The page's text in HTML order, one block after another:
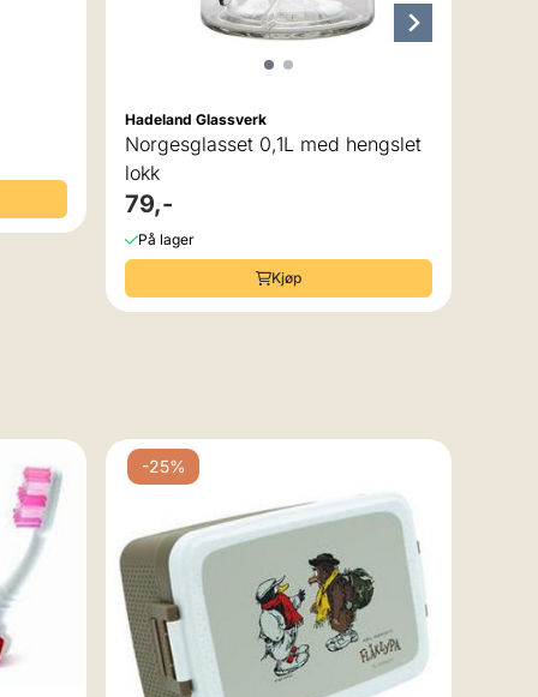
Hadeland Glassverk
Norgesglasset 0,1L med hengslet
lokk
79,-
På lager
Kjøp
-25%